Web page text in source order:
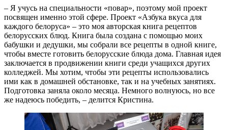
– Я учусь на специальности «повар», поэтому мой проект
посвящен именно этой сфере. Проект «Азбука вкуса для
каждого белоруса» – это моя авторская книга рецептов
белорусских блюд. Книга была создана с помощью моих
бабушки и дедушки, мы собрали все рецепты в одной книге,
чтобы вместе готовить белорусские блюда дома. Главная идея
заключается в продвижении книги среди учащихся других
колледжей. Мы хотим, чтобы эти рецепты использовались
ими как в домашней обстановке, так и на учебных занятиях.
Подготовка заняла около месяца. Немного волнуюсь, но все
же надеюсь победить, – делится Кристина.